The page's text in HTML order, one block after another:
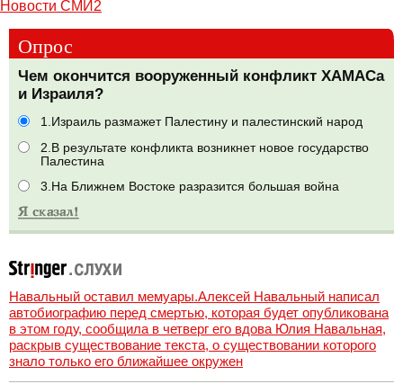
Новости СМИ2
Опрос
Чем окончится вооруженный конфликт ХАМАСа
и Израиля?
1.Израиль размажет Палестину и палестинский народ
2.В результате конфликта возникнет новое государство
Палестина
3.На Ближнем Востоке разразится большая война
Навальный оставил мемуары.Алексей Навальный написал
автобиографию перед смертью, которая будет опубликована
в этом году, сообщила в четверг его вдова Юлия Навальная,
раскрыв существование текста, о существовании которого
знало только его ближайшее окружен